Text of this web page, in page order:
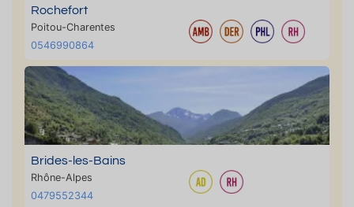
Rochefort
Poitou-Charentes
0546990864
Brides-les-Bains
Rhône-Alpes
0479552344